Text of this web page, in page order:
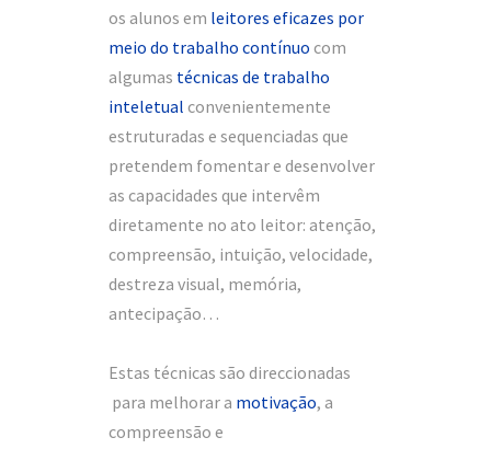
os alunos em leitores eficazes por
meio do trabalho contínuo com
algumas técnicas de trabalho
inteletual convenientemente
estruturadas e sequenciadas que
pretendem fomentar e desenvolver
as capacidades que intervêm
diretamente no ato leitor: atenção,
compreensão, intuição, velocidade,
destreza visual, memória,
antecipação…
Estas técnicas são direccionadas
para melhorar a motivação, a
compreensão e